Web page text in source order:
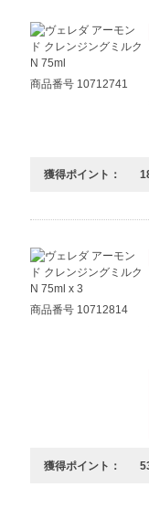
商品番号 10712741
獲得ポイント：
商品番号 10712814
獲得ポイント：